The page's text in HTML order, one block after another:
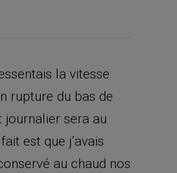
la vitesse
rupture du bas de
journalier sera au
est que j’avais
au chaud nos